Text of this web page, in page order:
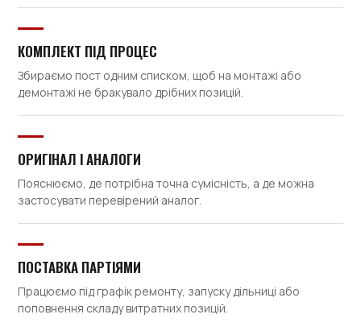
КОМПЛЕКТ ПІД ПРОЦЕС
Збираємо пост одним списком, щоб на монтажі або
демонтажі не бракувало дрібних позицій.
ОРИГІНАЛ І АНАЛОГИ
Пояснюємо, де потрібна точна сумісність, а де можна
застосувати перевірений аналог.
ПОСТАВКА ПАРТІЯМИ
Працюємо під графік ремонту, запуску дільниці або
поповнення складу витратних позицій.